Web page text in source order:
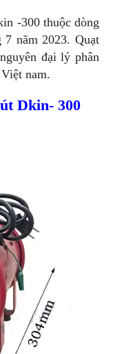
-300 thuộc dòng
năm 2023. Quạt
đại lý phân
nam.
Dkin- 300